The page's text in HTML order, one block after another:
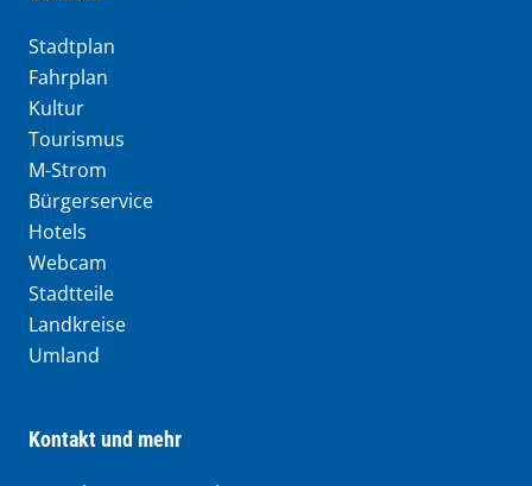
Stadtplan
Fahrplan
Kultur
Tourismus
M-Strom
Bürgerservice
Hotels
Webcam
Stadtteile
Landkreise
Umland
Kontakt und mehr